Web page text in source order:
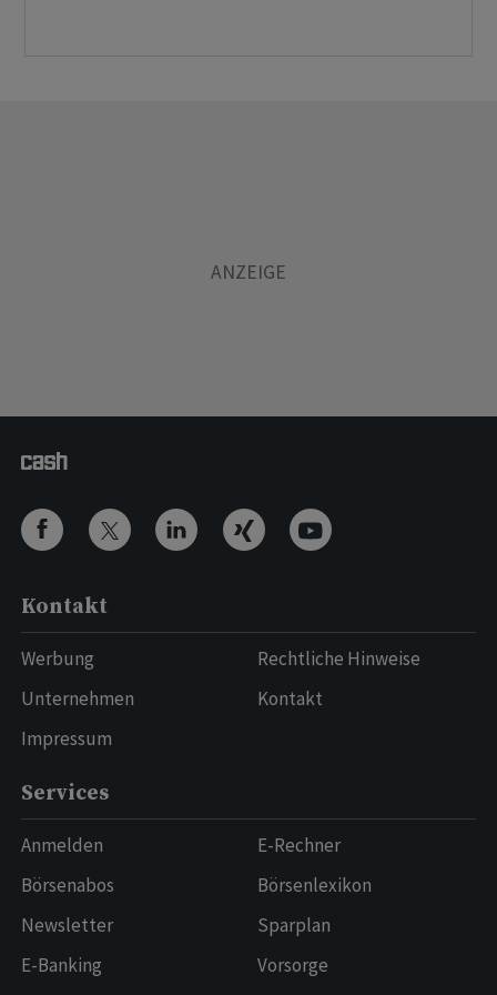
Kontakt
Werbung
Unternehmen
Impressum
Rechtliche Hinweise
Kontakt
Services
Anmelden
Börsenabos
Newsletter
E-Banking
E-Rechner
Börsenlexikon
Sparplan
Vorsorge